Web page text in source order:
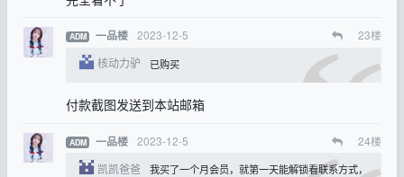
ADM 一品楼 2023-12-5 23楼
核动力驴
已购买
付款截图发送到本站邮箱
ADM 一品楼 2023-12-5 24楼
凯凯爸爸
我买了一个月会员，就第一天能解锁看联系方式，